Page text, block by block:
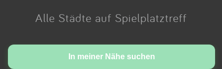
In meiner Nähe suchen
Alle Städte auf Spielplatztreff
Made with love in Cologne.